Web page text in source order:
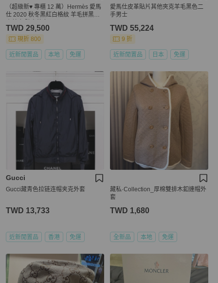
（超級新♥️ 專櫃 12 萬）Hermès 愛馬
仕 2020 秋冬黑紅白格紋 羊毛拼黑色
TWD 29,500
現折 800
近新閒置品 本地 免運
愛馬仕皮革貼片其他夾克羊毛黑色二
手男士
TWD 55,224
9 折
近新閒置品 日本 免運
Gucci
Gucci藏青色拉链连帽夹克外套
TWD 13,733
近新閒置品 香港 免運
藏私·Collection_厚棉雙排木釦連帽外
套
TWD 1,680
全新品 本地 免運